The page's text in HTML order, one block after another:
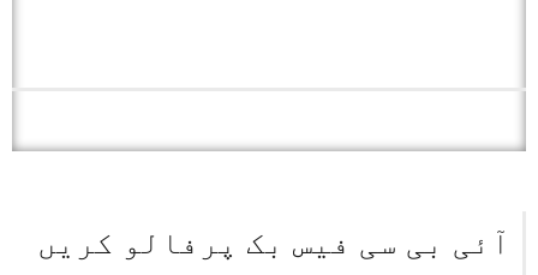
آئی بی سی فیس بک پرفالو کریں